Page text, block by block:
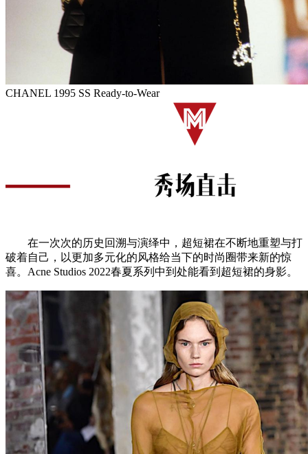
CHANEL 1995 SS Ready-to-Wear
在一次次的历史回溯与演绎中，超短裙在不断地重塑与打
破着自己，以更加多元化的风格给当下的时尚圈带来新的惊
喜。Acne Studios 2022春夏系列中到处能看到超短裙的身影。